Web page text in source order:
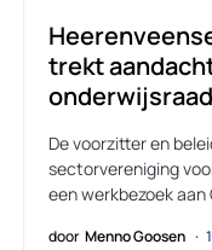
trekt
onderwijsraad
De voorzitter en
sectorvereniging
een werkbezoek aan
door Menno Goosen